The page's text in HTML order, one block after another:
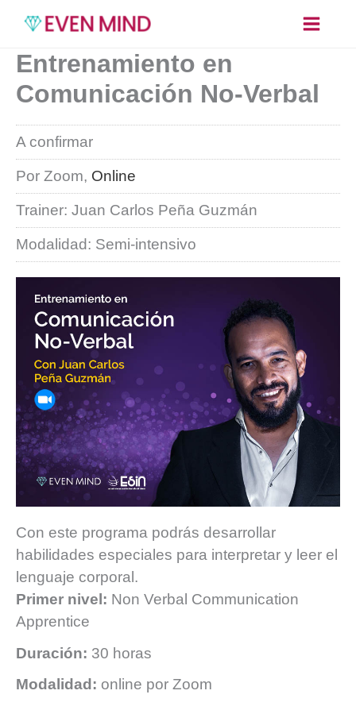
contenido
Entrenamiento en
Comunicación No-Verbal
A confirmar
Por Zoom, Online
Trainer: Juan Carlos Peña Guzmán
Modalidad: Semi-intensivo
Con este programa podrás desarrollar
habilidades especiales para interpretar y leer el
lenguaje corporal.
Primer nivel: Non Verbal Communication
Apprentice
Duración: 30 horas
Modalidad: online por Zoom